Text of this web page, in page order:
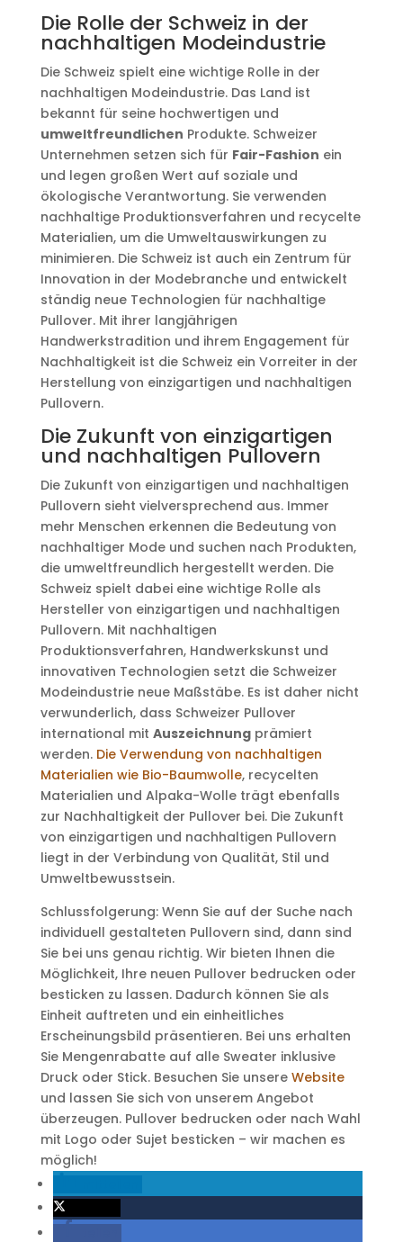
Die Rolle der Schweiz in der
nachhaltigen Modeindustrie
Die Schweiz spielt eine wichtige Rolle in der
nachhaltigen Modeindustrie. Das Land ist
bekannt für seine hochwertigen und
umweltfreundlichen Produkte. Schweizer
Unternehmen setzen sich für Fair-Fashion ein
und legen großen Wert auf soziale und
ökologische Verantwortung. Sie verwenden
nachhaltige Produktionsverfahren und recycelte
Materialien, um die Umweltauswirkungen zu
minimieren. Die Schweiz ist auch ein Zentrum für
Innovation in der Modebranche und entwickelt
ständig neue Technologien für nachhaltige
Pullover. Mit ihrer langjährigen
Handwerkstradition und ihrem Engagement für
Nachhaltigkeit ist die Schweiz ein Vorreiter in der
Herstellung von einzigartigen und nachhaltigen
Pullovern.
Die Zukunft von einzigartigen
und nachhaltigen Pullovern
Die Zukunft von einzigartigen und nachhaltigen
Pullovern sieht vielversprechend aus. Immer
mehr Menschen erkennen die Bedeutung von
nachhaltiger Mode und suchen nach Produkten,
die umweltfreundlich hergestellt werden. Die
Schweiz spielt dabei eine wichtige Rolle als
Hersteller von einzigartigen und nachhaltigen
Pullovern. Mit nachhaltigen
Produktionsverfahren, Handwerkskunst und
innovativen Technologien setzt die Schweizer
Modeindustrie neue Maßstäbe. Es ist daher nicht
verwunderlich, dass Schweizer Pullover
international mit Auszeichnungprämiert
werden. Die Verwendung von nachhaltigen
Materialien wie Bio-Baumwolle, recycelten
Materialien und Alpaka-Wolle trägt ebenfalls
zur Nachhaltigkeit der Pullover bei. Die Zukunft
von einzigartigen und nachhaltigen Pullovern
liegt in der Verbindung von Qualität, Stil und
Umweltbewusstsein.
Schlussfolgerung: Wenn Sie auf der Suche nach
individuell gestalteten Pullovern sind, dann sind
Sie bei uns genau richtig. Wir bieten Ihnen die
Möglichkeit, Ihre neuen Pullover bedrucken oder
besticken zu lassen. Dadurch können Sie als
Einheit auftreten und ein einheitliches
Erscheinungsbild präsentieren. Bei uns erhalten
Sie Mengenrabatte auf alle Sweater inklusive
Druck oder Stick. Besuchen Sie unsere Website
und lassen Sie sich von unserem Angebot
überzeugen. Pullover bedrucken oder nach Wahl
mit Logo oder Sujet besticken – wir machen es
möglich!